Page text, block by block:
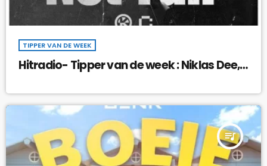
TIPPER VAN DE WEEK
Hitradio- Tipper van de week : Niklas Dee,
queue_music